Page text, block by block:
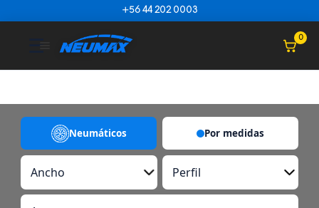
+56 44 202 0003
☰ 0
Neumáticos Por medidas
A
c
P
r
A